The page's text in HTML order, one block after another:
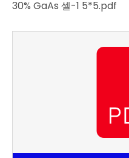
30% GaAs 셀-1 5*5.pdf